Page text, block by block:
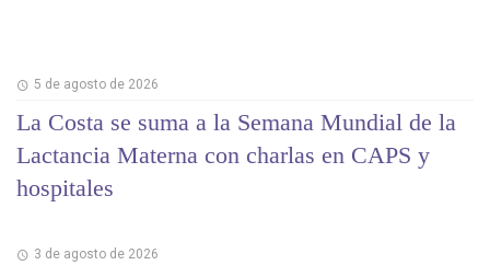
5 de agosto de 2026
La Costa se suma a la Semana Mundial de la
Lactancia Materna con charlas en CAPS y
hospitales
3 de agosto de 2026